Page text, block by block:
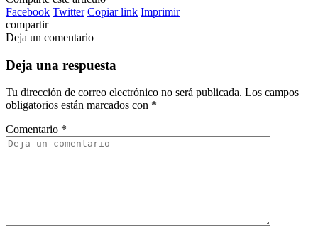
Facebook Twitter Copiar link Imprimir
compartir
Deja un comentario
Deja una respuesta
Tu dirección de correo electrónico no será publicada. Los campos
obligatorios están marcados con *
Comentario *